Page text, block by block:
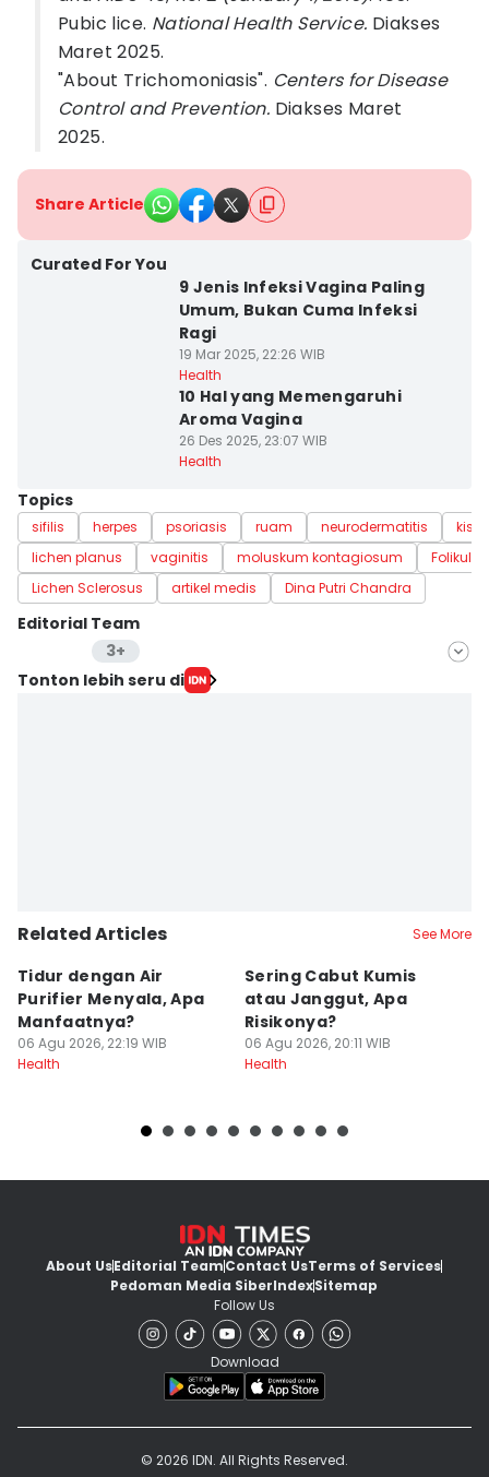
Pubic lice. National Health Service. Diakses
Maret 2025.
"About Trichomoniasis". Centers for Disease
Control and Prevention. Diakses Maret
2025.
Share Article
Curated For You
9 Jenis Infeksi Vagina Paling
Umum, Bukan Cuma Infeksi
Ragi
19 Mar 2025, 22:26 WIB
Health
10 Hal yang Memengaruhi
Aroma Vagina
26 Des 2025, 23:07 WIB
Health
Topics
sifilis herpes psoriasis ruam neurodermatitis
lichen planus
vaginitis moluskum kontagiosum
Folikulitis
Lichen Sclerosus
artikel medis Dina Putri Chandra
Editorial Team
3+
Editor
Tonton lebih seru di
Related Articles See More
Tidur dengan Air
Purifier Menyala, Apa
Manfaatnya?
06 Agu 2026, 22:19 WIB
Health
Sering Cabut Kumis
atau Janggut, Apa
Risikonya?
06 Agu 2026, 20:11 WIB
Health
About UsEditorial TeamContact UsTerms of Services
Pedoman Media SiberIndexSitemap
Follow Us
Download
© 2026 IDN. All Rights Reserved.